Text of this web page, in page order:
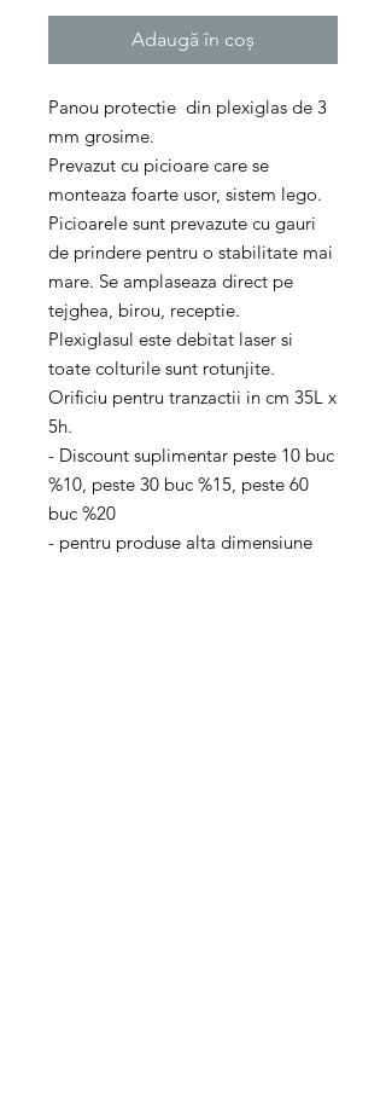
Adaugă în coș
Panou protectie din plexiglas de 3
mm grosime.
Prevazut cu picioare care se
monteaza foarte usor, sistem lego.
Picioarele sunt prevazute cu gauri
de prindere pentru o stabilitate mai
mare. Se amplaseaza direct pe
tejghea, birou, receptie.
Plexiglasul este debitat laser si
toate colturile sunt rotunjite.
Orificiu pentru tranzactii in cm 35L x
5h.
- Discount suplimentar peste 10 buc
%10, peste 30 buc %15, peste 60
buc %20
- pentru produse alta dimensiune